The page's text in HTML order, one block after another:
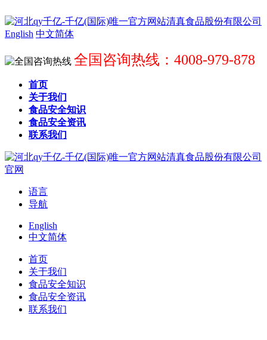
English 中文简体
全国咨询热线：4008-979-878
首页
关于我们
食品安全知识
食品安全资讯
联系我们
语言
导航
English
中文简体
首页
关于我们
食品安全知识
食品安全资讯
联系我们